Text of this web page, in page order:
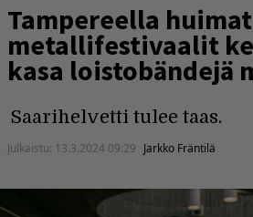
Tampereella huimat
metallifestivaalit
kasa loistobändejä
Saarihelvetti tulee taas.
Julkaistu: 13.3.2024 09:29 Jarkko Fräntilä